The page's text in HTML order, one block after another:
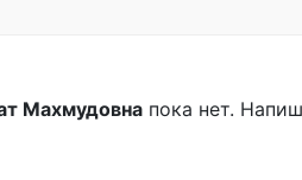
Махмудовна пока нет.